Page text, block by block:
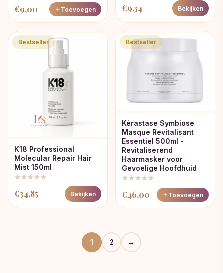
€9,00 Toevoegen €9,34 Bekijken
Bestseller
K18 Professional
Molecular Repair Hair
Mist 150ml
€34,85 Bekijken
Bestseller
Kérastase Symbiose
Masque Revitalisant
Essentiel 500ml -
Revitaliserend
Haarmasker voor
Gevoelige Hoofdhuid
€46,00 Toevoegen
1 2 →